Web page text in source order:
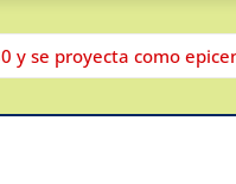
y se proyecta como